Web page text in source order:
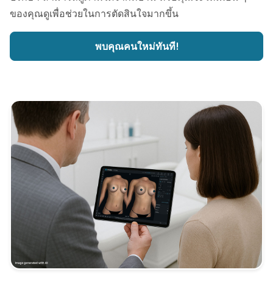
ของคุณดูเพื่อช่วยในการตัดสินใจมากขึ้น
พบคุณคนใหม่ทันที!